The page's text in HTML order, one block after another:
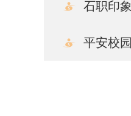
石职印象
平安校园